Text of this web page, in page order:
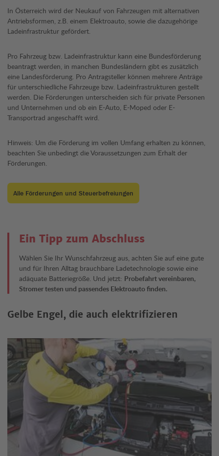
In Österreich wird der Neukauf von Fahrzeugen mit alternativen
Antriebsformen, z.B. einem Elektroauto, sowie die dazugehörige
Ladeinfrastruktur gefördert.
Pro Fahrzeug bzw. Ladeinfrastruktur kann eine Bundesförderung
beantragt werden, in manchen Bundesländern gibt es zusätzlich
eine Landesförderung. Pro Antragsteller können mehrere Anträge
für unterschiedliche Fahrzeuge bzw. Ladeinfrastrukturen gestellt
werden. Die Förderungen unterscheiden sich für private Personen
und Unternehmen und ob ein E-Auto, E-Moped oder E-
Transportrad angeschafft wird.
Hinweis: Um die Förderung im vollen Umfang erhalten zu können,
beachten Sie unbedingt die Voraussetzungen zum Erhalt der
Förderungen.
Alle Förderungen und Steuerbefreiungen
Ein Tipp zum Abschluss
Wählen Sie Ihr Wunschfahrzeug aus, achten Sie auf eine gute
und für Ihren Alltag brauchbare Ladetechnologie sowie eine
adäquate Batteriegröße. Und jetzt: Probefahrt vereinbaren,
Stromer testen und passendes Elektroauto finden.
Gelbe Engel, die auch elektrifizieren